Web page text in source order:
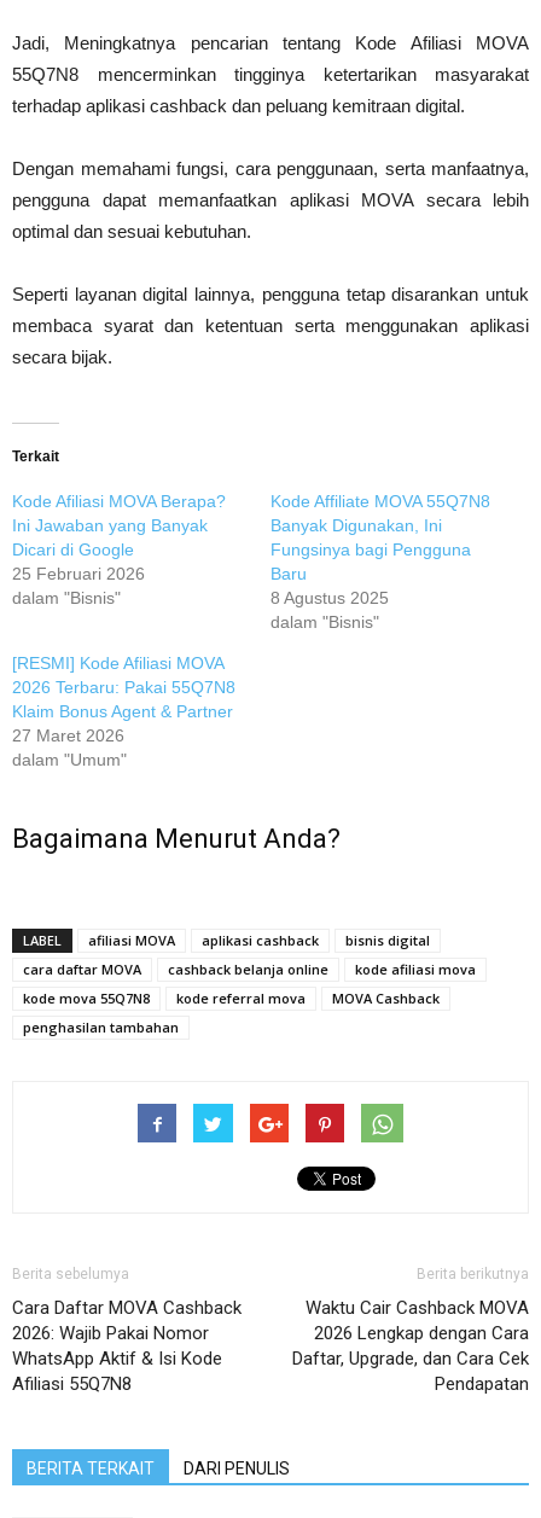
Jadi, Meningkatnya pencarian tentang Kode Afiliasi MOVA
55Q7N8 mencerminkan tingginya ketertarikan masyarakat
terhadap aplikasi cashback dan peluang kemitraan digital.
Dengan memahami fungsi, cara penggunaan, serta manfaatnya,
pengguna dapat memanfaatkan aplikasi MOVA secara lebih
optimal dan sesuai kebutuhan.
Seperti layanan digital lainnya, pengguna tetap disarankan untuk
membaca syarat dan ketentuan serta menggunakan aplikasi
secara bijak.
Terkait
Kode Afiliasi MOVA Berapa?
Ini Jawaban yang Banyak
Dicari di Google
25 Februari 2026
dalam "Bisnis"
Kode Affiliate MOVA 55Q7N8
Banyak Digunakan, Ini
Fungsinya bagi Pengguna
Baru
8 Agustus 2025
dalam "Bisnis"
[RESMI] Kode Afiliasi MOVA
2026 Terbaru: Pakai 55Q7N8
Klaim Bonus Agent & Partner
27 Maret 2026
dalam "Umum"
Bagaimana Menurut Anda?
LABEL afiliasi MOVA aplikasi cashback
bisnis digital
cara daftar MOVA
cashback belanja online
kode afiliasi mova
kode mova 55Q7N8
kode referral mova
MOVA Cashback
penghasilan tambahan
Berita sebelumya
Cara Daftar MOVA Cashback
2026: Wajib Pakai Nomor
WhatsApp Aktif & Isi Kode
Afiliasi 55Q7N8
Berita berikutnya
Waktu Cair Cashback MOVA
2026 Lengkap dengan Cara
Daftar, Upgrade, dan Cara Cek
Pendapatan
BERITA TERKAIT DARI PENULIS